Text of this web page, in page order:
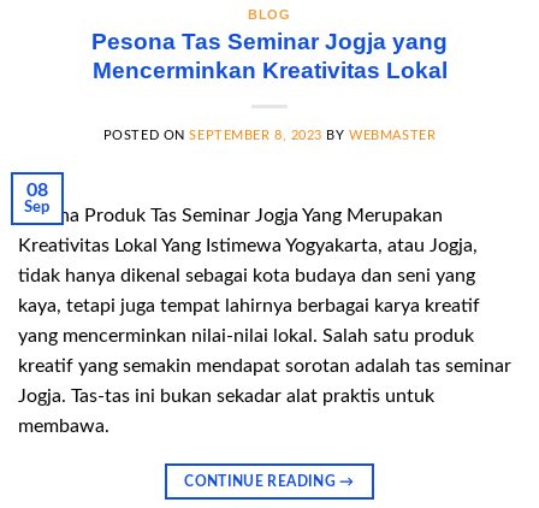
BLOG
Pesona Tas Seminar Jogja yang
Mencerminkan Kreativitas Lokal
POSTED ONSEPTEMBER 8, 2023 BYWEBMASTER
08
Sep
Pesona Produk Tas Seminar Jogja Yang Merupakan
Kreativitas Lokal Yang Istimewa Yogyakarta, atau Jogja,
tidak hanya dikenal sebagai kota budaya dan seni yang
kaya, tetapi juga tempat lahirnya berbagai karya kreatif
yang mencerminkan nilai-nilai lokal. Salah satu produk
kreatif yang semakin mendapat sorotan adalah tas seminar
Jogja. Tas-tas ini bukan sekadar alat praktis untuk
membawa.
CONTINUE READING→